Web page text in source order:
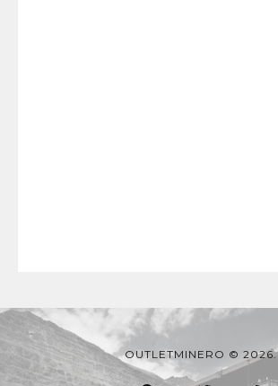
OUTLETMINERO © 2026.